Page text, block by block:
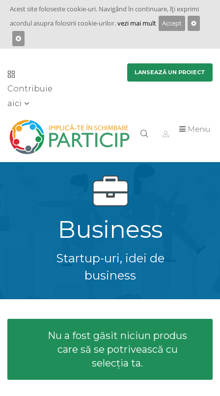
Acest site foloseste cookie-uri. Navigând în continuare, îţi exprimi
acordul asupra folosirii cookie-urilor.vezi mai mult Accept
Contribuie
aici
LANSEAZĂ UN PROIECT
Meniu
Business
Startup-uri, idei de
business
Nu a fost găsit niciun produs
care să se potrivească cu
selecția ta.